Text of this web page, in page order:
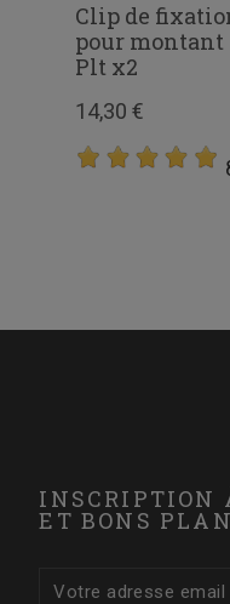
Clip de
pour montant
Plt x2
14,30 €
INSCRIPTION
ET BONS